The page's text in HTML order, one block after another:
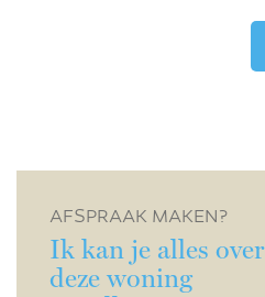
AFSPRAAK MAKEN?
Ik kan je alles over
deze woning